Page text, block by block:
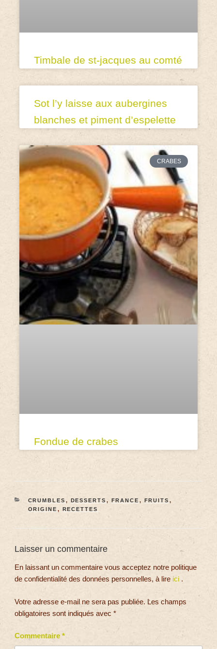
Timbale de st-jacques au comté
Sot l’y laisse aux aubergines
blanches et piment d’espelette
CRABES
Fondue de crabes
CRUMBLES , DESSERTS , FRANCE , FRUITS ,
ORIGINE , RECETTES
Laisser un commentaire
En laissant un commentaire vous acceptez notre politique
de confidentialité des données personnelles, à lire ici .
Votre adresse e-mail ne sera pas publiée. Les champs
obligatoires sont indiqués avec *
Commentaire *